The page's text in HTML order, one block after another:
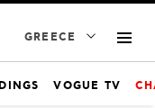
GREECE
VOGUE TV